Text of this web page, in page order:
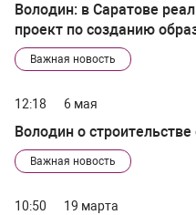
Володин: в Саратове
проект по созданию
имени героев СВО
Важная новость
12:18 6 мая
Володин о
Важная новость
10:50 19 марта